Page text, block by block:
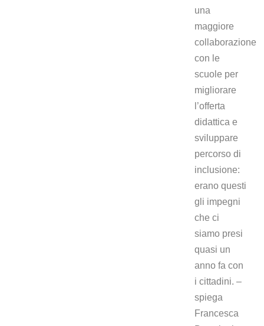
una
maggiore
collaborazione
con le
scuole per
migliorare
l’offerta
didattica e
sviluppare
percorso di
inclusione:
erano questi
gli impegni
che ci
siamo presi
quasi un
anno fa con
i cittadini. –
spiega
Francesca